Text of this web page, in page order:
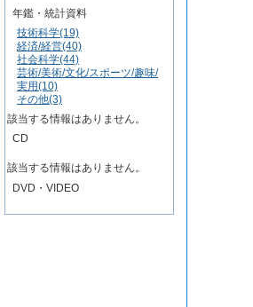
年鑑・統計資料
技術科学(19)
経済/経営(40)
社会科学(44)
芸術/美術/文化/スポーツ/趣味/
実用(10)
その他(3)
該当する情報はありません。
CD
該当する情報はありません。
DVD・VIDEO